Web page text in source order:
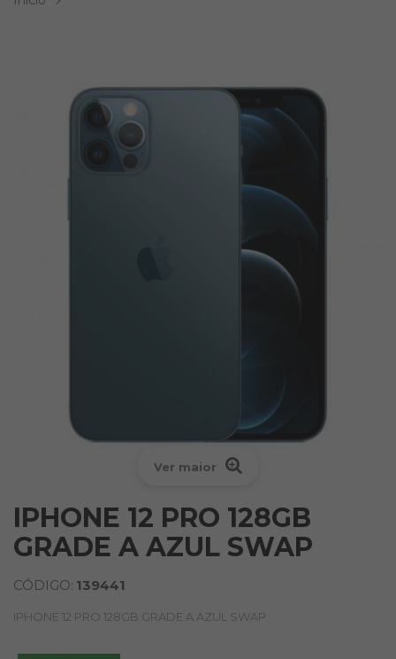
Ver maior
IPHONE 12 PRO 128GB
GRADE A AZUL SWAP
CÓDIGO: 139441
IPHONE 12 PRO 128GB GRADE A AZUL SWAP